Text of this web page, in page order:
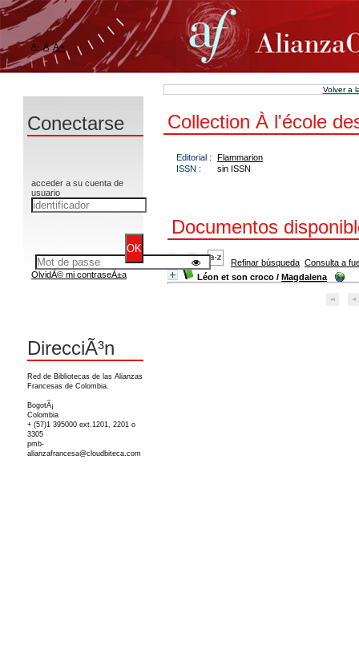
Volver a
Collection À l'école
Editorial :
Flammarion
ISSN :
sin ISSN
Documentos
Refinar búsqueda Consulta a
Léon et son croco / Magdalena
A- A A+
Conectarse
acceder a su cuenta de
usuario
OlvidÃ© mi contraseÃ±a
DirecciÃ³n
Red de Bibliotecas de las Alianzas
Francesas de Colombia.
BogotÃ¡
Colombia
+ (57)1 395000 ext.1201, 2201 o
3305
pmb-
alianzafrancesa@cloudbiteca.com